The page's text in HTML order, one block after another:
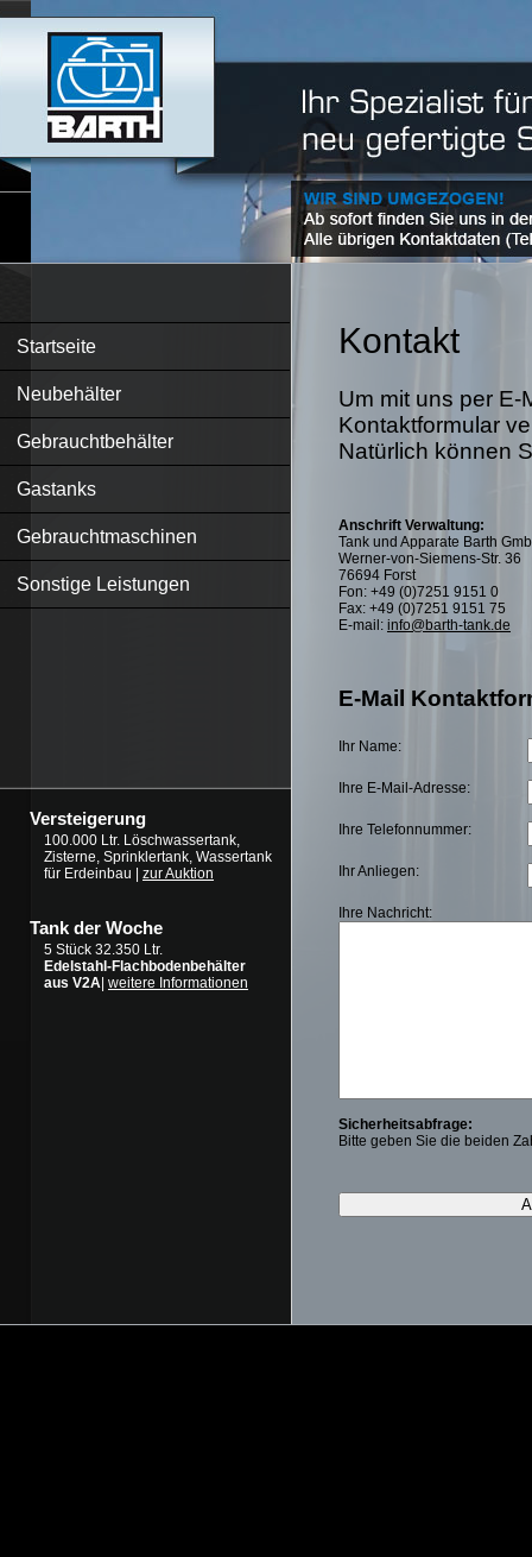
Startseite
Neubehälter
Gebrauchtbehälter
Gastanks
Gebrauchtmaschinen
Sonstige Leistungen
Versteigerung
100.000 Ltr. Löschwassertank,
Zisterne, Sprinklertank, Wassertank
für Erdeinbau | zur Auktion
Tank der Woche
5 Stück 32.350 Ltr.
Edelstahl-Flachbodenbehälter
aus V2A weitere Informationen
Kontakt
Um mit uns per
Kontaktformular
Natürlich können
Anschrift Verwaltung:
Tank und Apparate Barth
Werner-von-Siemens-Str. 36
76694 Forst
Fon: +49 (0)7251 9151 0
Fax: +49 (0)7251 9151 75
E-mail: info@barth-tank.de
E-Mail
Ihr Name:
Ihre E-Mail-Adresse:
Ihre Telefonnummer:
Ihr Anliegen:
Ihre Nachricht:
Sicherheitsabfrage:
Bitte geben Sie die beiden